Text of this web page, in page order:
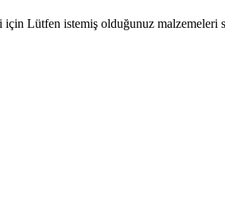
Lütfen istemiş olduğunuz malzemeleri